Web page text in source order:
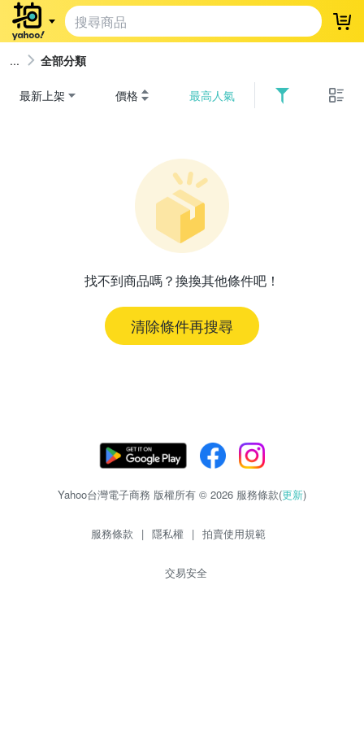
登
全部分類
最新上架 價格 最高人氣
找不到商品嗎？換換其他條件吧！
清除條件再搜尋
Yahoo台灣電子商務 版權所有 © 2026 服務條款(更新)
服務條款 | 隱私權 | 拍賣使用規範
交易安全